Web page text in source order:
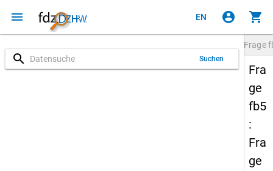
menu EN account_circle shopping_cart
search Suchen
Frage
Fra
ge
fb5
:
Fra
ge